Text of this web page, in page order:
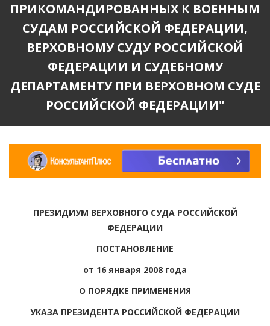
ПРИКОМАНДИРОВАННЫХ К ВОЕННЫМ
СУДАМ РОССИЙСКОЙ ФЕДЕРАЦИИ,
ВЕРХОВНОМУ СУДУ РОССИЙСКОЙ
ФЕДЕРАЦИИ И СУДЕБНОМУ
ДЕПАРТАМЕНТУ ПРИ ВЕРХОВНОМ СУДЕ
РОССИЙСКОЙ ФЕДЕРАЦИИ"
ПРЕЗИДИУМ ВЕРХОВНОГО СУДА РОССИЙСКОЙ
ФЕДЕРАЦИИ
ПОСТАНОВЛЕНИЕ
от 16 января 2008 года
О ПОРЯДКЕ ПРИМЕНЕНИЯ
УКАЗА ПРЕЗИДЕНТА РОССИЙСКОЙ ФЕДЕРАЦИИ